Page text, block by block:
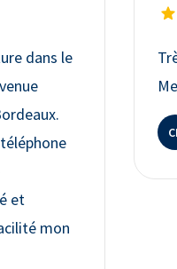
dans le
et
mon